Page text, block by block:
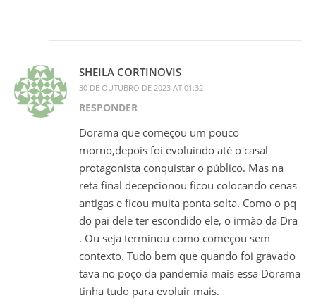
SHEILA CORTINOVIS
30 DE OUTUBRO DE 2023 AT 01:32
RESPONDER
Dorama que começou um pouco
morno,depois foi evoluindo até o casal
protagonista conquistar o público. Mas na
reta final decepcionou ficou colocando cenas
antigas e ficou muita ponta solta. Como o pq
do pai dele ter escondido ele, o irmão da Dra
. Ou seja terminou como começou sem
contexto. Tudo bem que quando foi gravado
tava no poço da pandemia mais essa Dorama
tinha tudo para evoluir mais.